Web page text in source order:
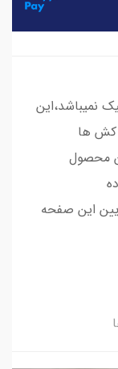
نمیباشد،این
کش ها
2 عدد از این محصول
این صفحه